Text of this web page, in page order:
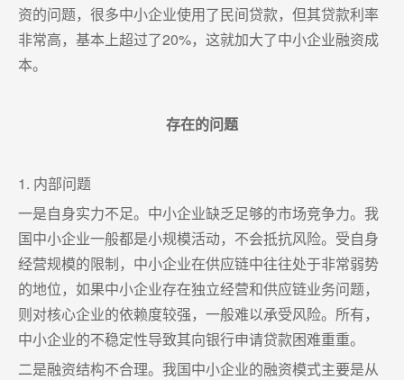
资的问题，很多中小企业使用了民间贷款，但其贷款利率
非常高，基本上超过了20%，这就加大了中小企业融资成
本。
存在的问题
1. 内部问题
一是自身实力不足。中小企业缺乏足够的市场竞争力。我
国中小企业一般都是小规模活动，不会抵抗风险。受自身
经营规模的限制，中小企业在供应链中往往处于非常弱势
的地位，如果中小企业存在独立经营和供应链业务问题，
则对核心企业的依赖度较强，一般难以承受风险。所有，
中小企业的不稳定性导致其向银行申请贷款困难重重。
二是融资结构不合理。我国中小企业的融资模式主要是从